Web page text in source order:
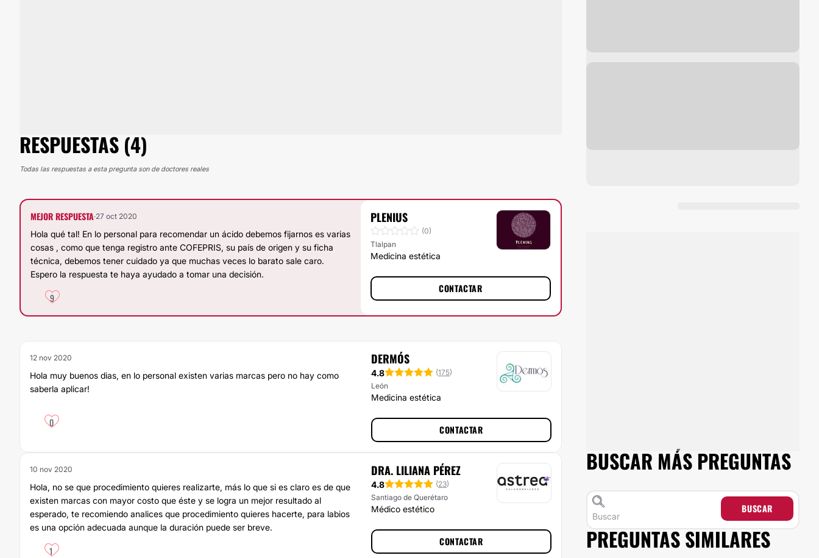
RESPUESTAS (4)
Todas las respuestas a esta pregunta son de doctores reales
MEJOR RESPUESTA·27 oct 2020
Hola qué tal! En lo personal para recomendar un ácido debemos fijarnos es varias
cosas , como que tenga registro ante COFEPRIS, su país de origen y su ficha
técnica, debemos tener cuidado ya que muchas veces lo barato sale caro.
Espero la respuesta te haya ayudado a tomar una decisión.
9
PLENIUS
(0)
Tlalpan
Medicina estética
CONTACTAR
12 nov 2020
Hola muy buenos dias, en lo personal existen varias marcas pero no hay como
saberla aplicar!
0
DERMÓS
4.8 (175)
León
Medicina estética
CONTACTAR
10 nov 2020
Hola, no se que procedimiento quieres realizarte, más lo que si es claro es de que
existen marcas con mayor costo que éste y se logra un mejor resultado al
esperado, te recomiendo analices que procedimiento quieres hacerte, para labios
es una opción adecuada aunque la duración puede ser breve.
1
DRA. LILIANA PÉREZ
4.8 (23)
Santiago de Querétaro
Médico estético
CONTACTAR
BUSCAR MÁS PREGUNTAS
BUSCAR
PREGUNTAS SIMILARES